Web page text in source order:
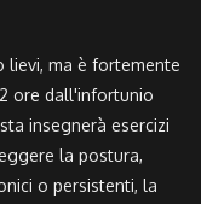
lievi, ma è fortemente
ore dall'infortunio
insegnerà esercizi
la postura,
o persistenti, la